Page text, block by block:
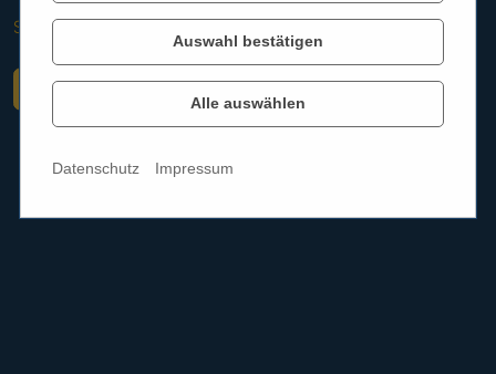
Startseite Aktuelles Hörgeräte Reichart
Zurück
Auswahl bestätigen
Alle auswählen
Datenschutz Impressum